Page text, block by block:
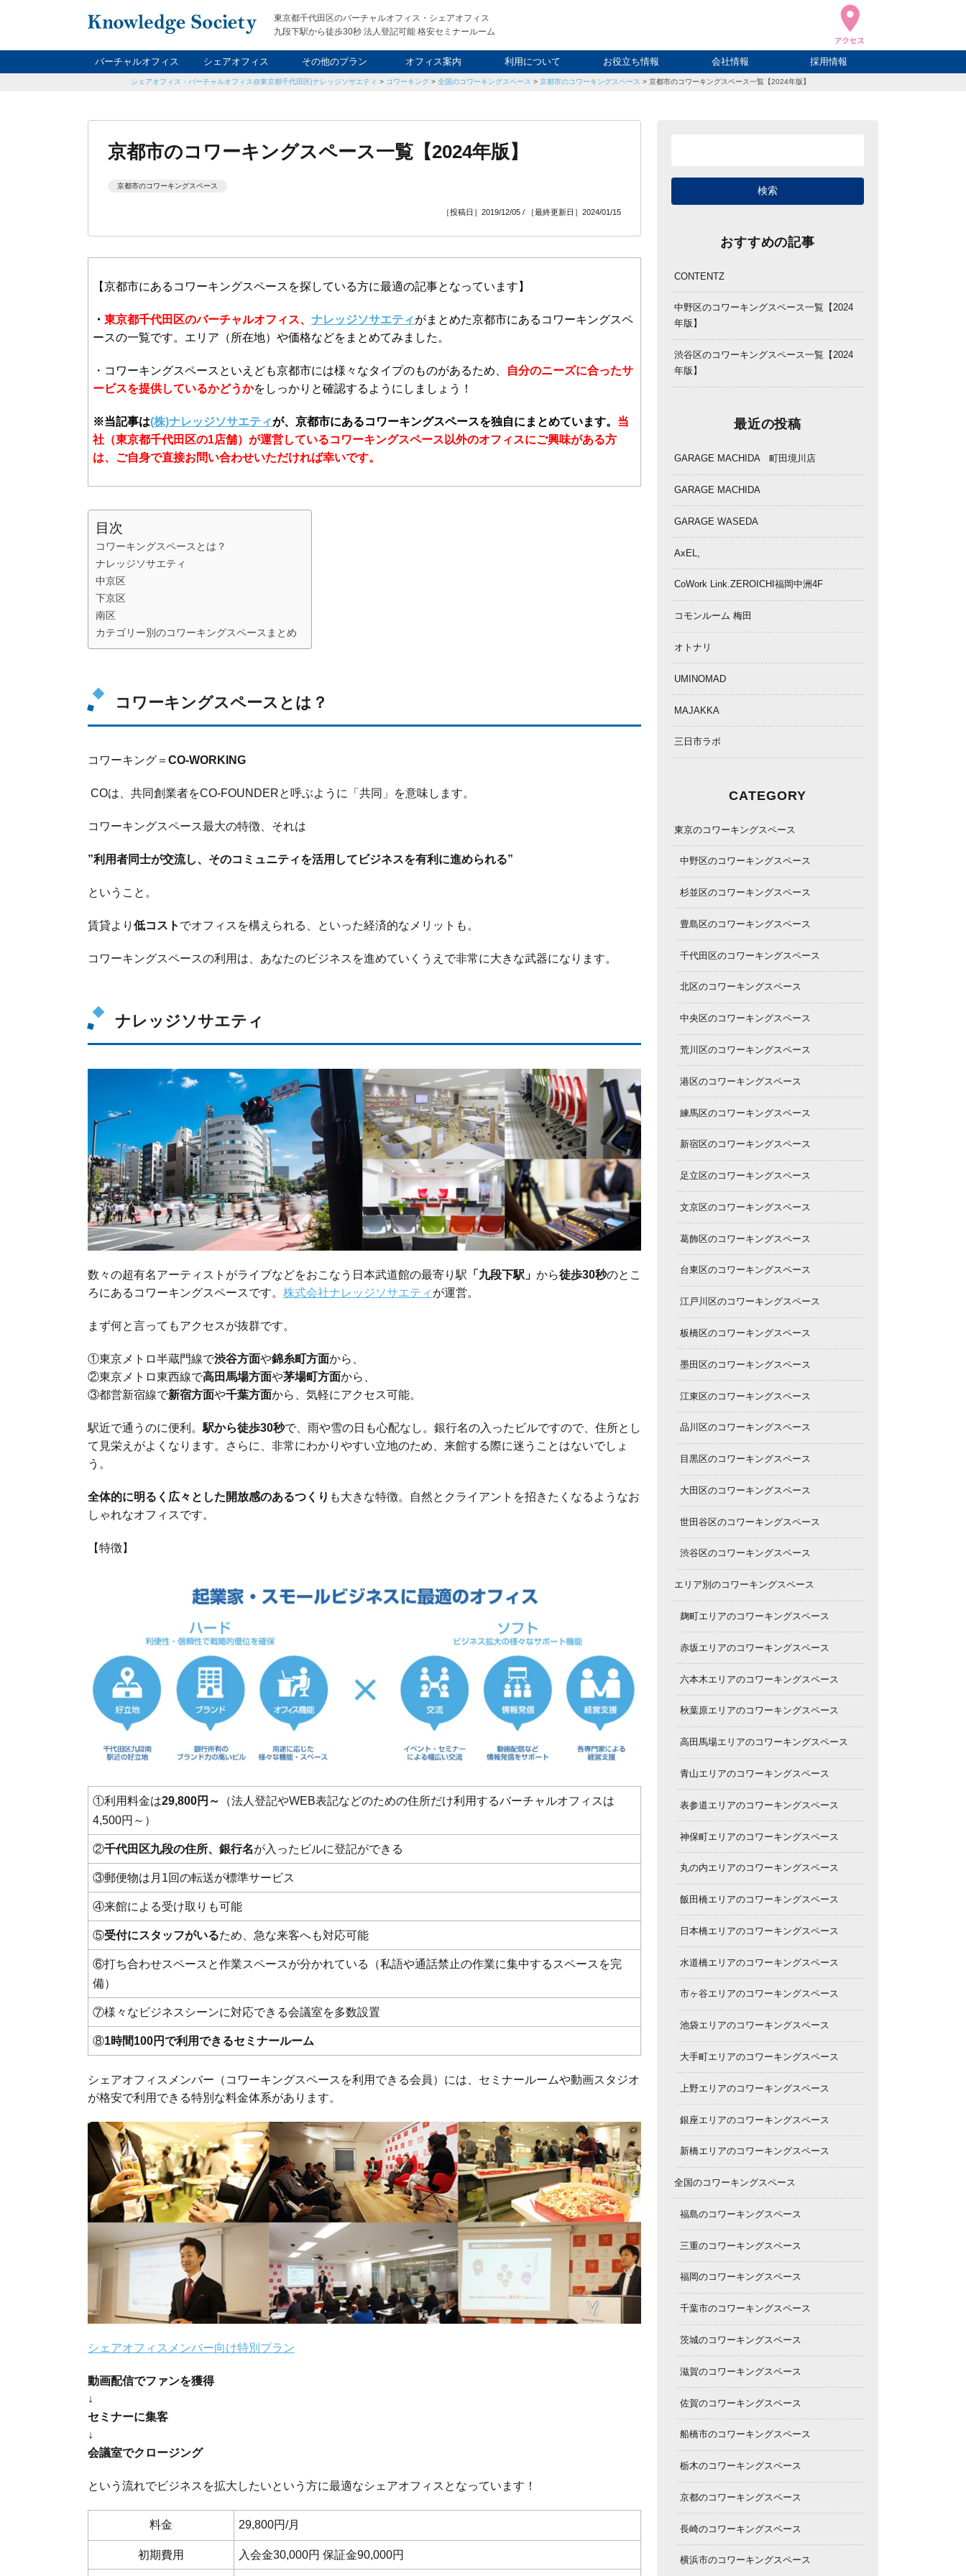
東京都千代田区のバーチャルオフィス・シェアオフィス
九段下駅から徒歩30秒 法人登記可能 格安セミナールーム
バーチャルオフィス シェアオフィス その他のプラン
レンタルオフィス
ナイト&ウィークエンド
貸し会議室
オフィス案内 利用について
利用料金
申込について
FAQ
お役立ち情報
起業ノウハウ
社長ブログ
スタッフブログ
会社情報
会社概要
アクセス
採用情報
シェアオフィス・バーチャルオフィス@東京都千代田区|ナレッジソサエティ > コワーキング > 全国のコワーキングスペース > 京都市のコワーキングスペース > 京都市のコワーキングスペース一覧【2024年版】
京都市のコワーキングスペース一覧【2024年版】
京都市のコワーキングスペース
［投稿日］2019/12/05 / ［最終更新日］2024/01/15
【京都市にあるコワーキングスペースを探している方に最適の記事となっています】
・ 東京都千代田区のバーチャルオフィス、 ナレッジソサエティがまとめた京都市にあるコワーキングスペ
ースの一覧です。エリア（所在地）や価格などをまとめてみました。
・コワーキングスペースといえども京都市には様々なタイプのものがあるため、
自分のニーズに合ったサ
ービスを提供しているかどうかをしっかりと確認するようにしましょう！
※当記事は(株)ナレッジソサエティが、京都市にあるコワーキングスペースを独自にまとめています。 当
社（東京都千代田区の1店舗）が運営しているコワーキングスペース以外のオフィスにご興味がある方
は、ご自身で直接お問い合わせいただければ幸いです。
目次
コワーキングスペースとは？
ナレッジソサエティ
中京区
下京区
南区
カテゴリー別のコワーキングスペースまとめ
コワーキングスペースとは？
コワーキング＝ CO-WORKING
COは、共同創業者をCO-FOUNDERと呼ぶように「共同」を意味します。
コワーキングスペース最大の特徴、それは
”利用者同士が交流し、そのコミュニティを活用してビジネスを有利に進められる”
ということ。
賃貸より 低コスト でオフィスを構えられる、といった経済的なメリットも。
コワーキングスペースの利用は、あなたのビジネスを進めていくうえで非常に大きな武器になります。
ナレッジソサエティ
数々の超有名アーティストがライブなどをおこなう日本武道館の最寄り駅 「九段下駅」 から徒歩30秒のとこ
ろにあるコワーキングスペースです。 株式会社ナレッジソサエティ が運営。
まず何と言ってもアクセスが抜群です。
①東京メトロ半蔵門線で渋谷方面や錦糸町方面から、
②東京メトロ東西線で高田馬場方面や茅場町方面から、
③都営新宿線で新宿方面や千葉方面から、気軽にアクセス可能。
駅近で通うのに便利。駅から徒歩30秒で、雨や雪の日も心配なし。銀行名の入ったビルですので、住所とし
て見栄えがよくなります。さらに、非常にわかりやすい立地のため、来館する際に迷うことはないでしょ
う。
全体的に明るく広々とした開放感のあるつくり も大きな特徴。自然とクライアントを招きたくなるようなお
しゃれなオフィスです。
【特徴】
①利用料金は29,800円～
（法人登記やWEB表記などのための住所だけ利用するバーチャルオフィスは
4,500円～）
②千代田区九段の住所、銀行名が入ったビルに登記ができる
③郵便物は月1回の転送が標準サービス
④来館による受け取りも可能
⑤受付にスタッフがいるため、急な来客へも対応可能
⑥打ち合わせスペースと作業スペースが分かれている（私語や通話禁止の作業に集中するスペースを完
備）
⑦様々なビジネスシーンに対応できる会議室を多数設置
⑧1時間100円で利用できるセミナールーム
シェアオフィスメンバー（コワーキングスペースを利用できる会員）には、セミナールームや動画スタジオ
が格安で利用できる特別な料金体系があります。
シェアオフィスメンバー向け特別プラン
動画配信でファンを獲得
↓
セミナーに集客
↓
会議室でクロージング
という流れでビジネスを拡大したいという方に最適なシェアオフィスとなっています！
料金 29,800円/月
初期費用 入会金30,000円 保証金90,000円
おすすめの記事
CONTENTZ
中野区のコワーキングスペース一覧【2024
年版】
渋谷区のコワーキングスペース一覧【2024
年版】
最近の投稿
GARAGE MACHIDA 町田境川店
GARAGE MACHIDA
GARAGE WASEDA
AxEL,
CoWork Link.ZEROICHI福岡中洲4F
コモンルーム 梅田
オトナリ
UMINOMAD
MAJAKKA
三日市ラボ
CATEGORY
東京のコワーキングスペース
中野区のコワーキングスペース
杉並区のコワーキングスペース
豊島区のコワーキングスペース
千代田区のコワーキングスペース
北区のコワーキングスペース
中央区のコワーキングスペース
荒川区のコワーキングスペース
港区のコワーキングスペース
練馬区のコワーキングスペース
新宿区のコワーキングスペース
足立区のコワーキングスペース
文京区のコワーキングスペース
葛飾区のコワーキングスペース
台東区のコワーキングスペース
江戸川区のコワーキングスペース
板橋区のコワーキングスペース
墨田区のコワーキングスペース
江東区のコワーキングスペース
品川区のコワーキングスペース
目黒区のコワーキングスペース
大田区のコワーキングスペース
世田谷区のコワーキングスペース
渋谷区のコワーキングスペース
エリア別のコワーキングスペース
麹町エリアのコワーキングスペース
赤坂エリアのコワーキングスペース
六本木エリアのコワーキングスペース
秋葉原エリアのコワーキングスペース
高田馬場エリアのコワーキングスペース
青山エリアのコワーキングスペース
表参道エリアのコワーキングスペース
神保町エリアのコワーキングスペース
丸の内エリアのコワーキングスペース
飯田橋エリアのコワーキングスペース
日本橋エリアのコワーキングスペース
水道橋エリアのコワーキングスペース
市ヶ谷エリアのコワーキングスペース
池袋エリアのコワーキングスペース
大手町エリアのコワーキングスペース
上野エリアのコワーキングスペース
銀座エリアのコワーキングスペース
新橋エリアのコワーキングスペース
全国のコワーキングスペース
福島のコワーキングスペース
三重のコワーキングスペース
福岡のコワーキングスペース
千葉市のコワーキングスペース
茨城のコワーキングスペース
滋賀のコワーキングスペース
佐賀のコワーキングスペース
船橋市のコワーキングスペース
栃木のコワーキングスペース
京都のコワーキングスペース
長崎のコワーキングスペース
横浜市のコワーキングスペース